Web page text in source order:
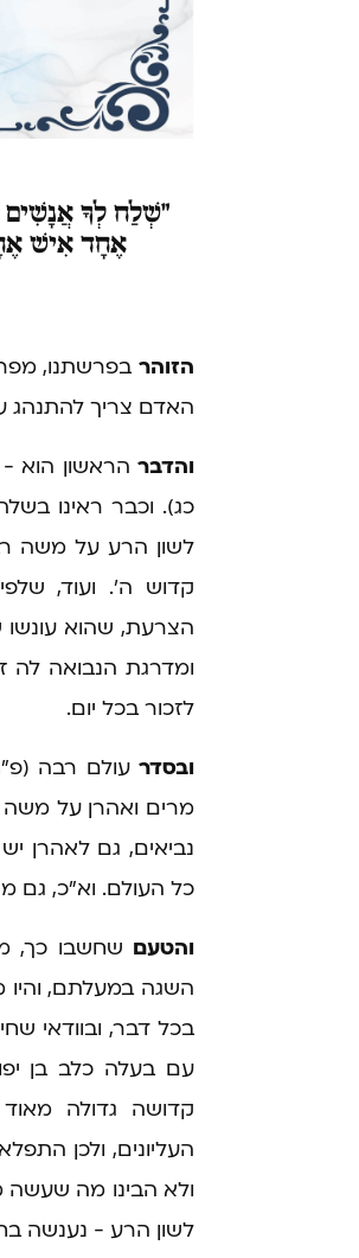
"שְׁלַחלְךָ אֲנָשִׁים
אֶחָד אִישׁ
הזוהר בפרשתנו,
האדם צריך להתנהג
והדבר הראשון הוא
כג). וכבר ראינו
לשון הרע על משה
קדוש ה'. ועוד,
הצרעת, שהוא עונשו
ומדרגת הנבואה לה
לזכור בכל יום.
ובסדר עולם רבה
מרים ואהרן על משה
נביאים, גם לאהרן
כל העולם. וא"כ, גם
והטעם שחשבו כך,
השגה במעלתם, והיו
בכל דבר, ובוודאי
עם בעלה כלב בן
קדושה גדולה
העליונים, ולכן
ולא הבינו מה
לשון הרע - נענשה